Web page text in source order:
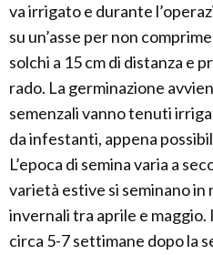
va irrigato e durante
su un’asse per non
solchi a 15 cm di distanza e
rado. La germinazione
semenzali vanno tenuti
da infestanti, appena
L’epoca di semina varia a
varietà estive si seminano in
invernali tra aprile e
circa 5-7 settimane dopo la